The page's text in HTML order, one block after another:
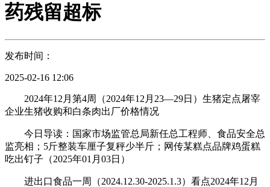
药残留超标
发布时间：
2025-02-16 12:06
2024年12月第4周（2024年12月23—29日）生猪定点屠宰
企业生猪收购和白条肉出厂价格情况
今日导读：国家市场监管总局新任总工程师、食品安全总
监亮相；5斤整装车厘子复秤少半斤；网传某糕点品牌鸡蛋糕
吃出钉子（2025年01月03日）
进出口食品一周（2024.12.30-2025.1.3）看点2024年12月